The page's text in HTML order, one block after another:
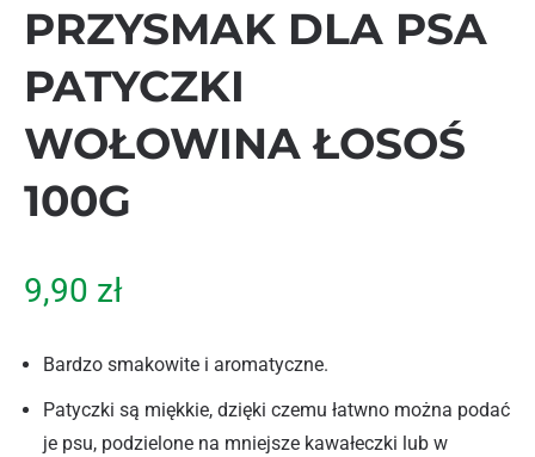
PRZYSMAK DLA PSA
PATYCZKI
WOŁOWINA ŁOSOŚ
100G
9,90 zł
Bardzo smakowite i aromatyczne.
Patyczki są miękkie, dzięki czemu łatwno można podać
je psu, podzielone na mniejsze kawałeczki lub w